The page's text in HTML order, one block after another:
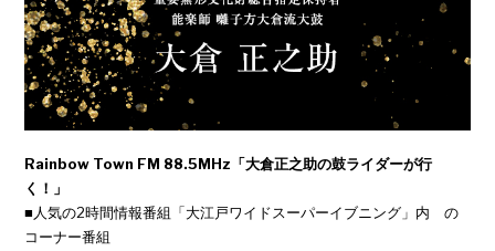
Rainbow Town FM 88.5MHz「大倉正之助の鼓ライダーが行
く！」
■人気の2時間情報番組「大江戸ワイドスーパーイブニング」内 の
コーナー番組